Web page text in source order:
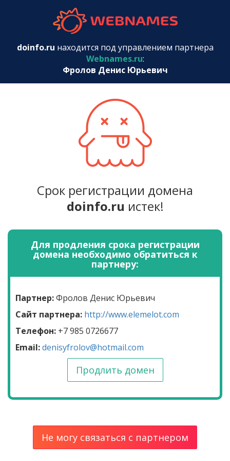
doinfo.ru находится под управлением партнера
Webnames.ru:
Фролов Денис Юрьевич
Срок регистрации домена
doinfo.ru истек!
Для продления срока регистрации
домена необходимо обратиться к
партнеру:
Партнер:Фролов Денис Юрьевич
Сайт партнера: http://www.elemelot.com
Телефон: +7 985 0726677
Email:denisyfrolov@hotmail.com
Продлить домен
Не могу связаться с партнером